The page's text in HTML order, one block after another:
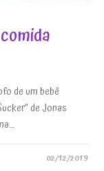
de um bebê
de Jonas
02/12/2019